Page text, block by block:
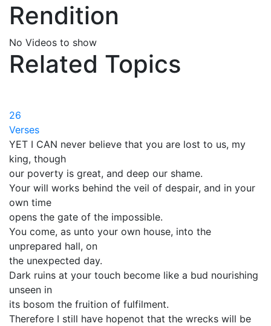
Rendition
No Videos to show
Related Topics
26
Verses
YET I CAN never believe that you are lost to us, my
king, though
our poverty is great, and deep our shame.
Your will works behind the veil of despair, and in your
own time
opens the gate of the impossible.
You come, as unto your own house, into the
unprepared hall, on
the unexpected day.
Dark ruins at your touch become like a bud nourishing
unseen in
its bosom the fruition of fulfilment.
Therefore I still have hopenot that the wrecks will be